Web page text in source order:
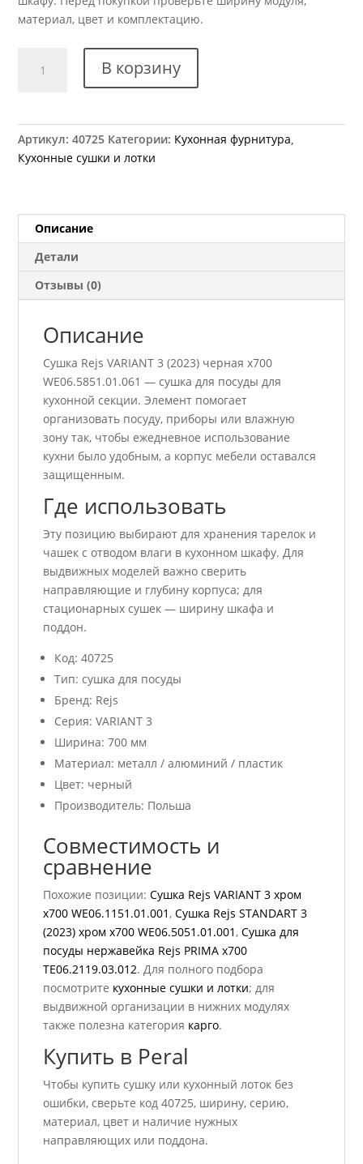
материал, цвет и комплектацию.
товара
(2023)
WE06.5851.01.061
В корзину
Артикул:40725 Категории: Кухонная фурнитура
Кухонные сушки и лотки
Описание
Детали
Отзывы (0)
Описание
Сушка Rejs VARIANT 3 (2023) черная x700
WE06.5851.01.061 — сушка для посуды для
кухонной секции. Элемент помогает
организовать посуду, приборы или влажную
зону так, чтобы ежедневное использование
кухни было удобным, а корпус мебели оставался
защищенным.
Где использовать
Эту позицию выбирают для хранения тарелок и
чашек с отводом влаги в кухонном шкафу. Для
выдвижных моделей важно сверить
направляющие и глубину корпуса; для
стационарных сушек — ширину шкафа и
поддон.
Код: 40725
Тип: сушка для посуды
Бренд: Rejs
Серия: VARIANT 3
Ширина: 700 мм
Материал: металл / алюминий / пластик
Цвет: черный
Производитель: Польша
Совместимость и
сравнение
Похожие позиции:Сушка Rejs VARIANT 3 хром
x700 WE06.1151.01.001 ,Сушка Rejs STANDART 3
(2023) хром x700 WE06.5051.01.001 ,Сушка для
посуды нержавейка Rejs PRIMA x700
TE06.2119.03.012. Для полного подбора
посмотрите кухонные сушки и лотки; для
выдвижной организации в нижних модулях
также полезна категория карго.
Купить в Peral
Чтобы купить сушку или кухонный лоток без
ошибки, сверьте код 40725, ширину, серию,
материал, цвет и наличие нужных
направляющих или поддона.